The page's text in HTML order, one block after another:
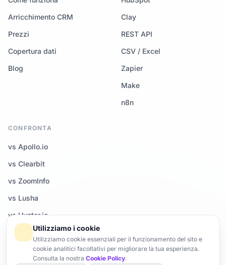
Arricchimento CRM
Prezzi
Copertura dati
Blog
Clay
REST API
CSV / Excel
Zapier
Make
n8n
CONFRONTA
vs Apollo.io
vs Clearbit
vs ZoomInfo
vs Lusha
vs Hunter.io
Tutti i confronti →
Utilizziamo i cookie
Utilizziamo cookie essenziali per il funzionamento del sito e
cookie analitici facoltativi per migliorare la tua esperienza.
Consulta la nostra Cookie Policy.